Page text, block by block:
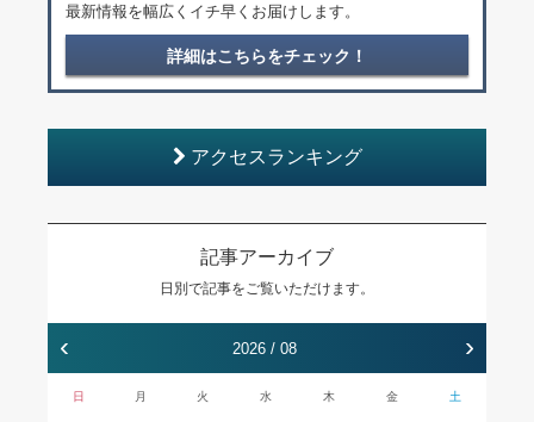
最新情報を幅広くイチ早くお届けします。
詳細はこちらをチェック！
アクセスランキング
記事アーカイブ
日別で記事をご覧いただけます。
‹ 2026 / 08 ›
日 月 火 水 木 金 土